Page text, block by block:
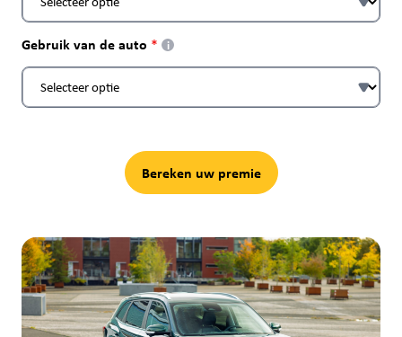
Gebruik van de auto i
Bereken uw premie